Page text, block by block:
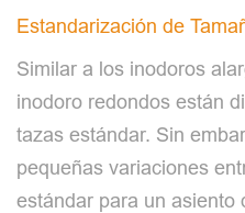
Estandarización de
Similar a los inodoros
inodoro redondos están
tazas estándar. Sin
pequeñas variaciones
estándar para un asiento